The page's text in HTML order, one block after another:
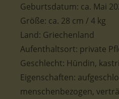
Geburtsdatum: ca. Mai
Größe: ca. 28 cm / 4 kg
Land: Griechenland
Aufenthaltsort: private
Geschlecht: Hündin,
Eigenschaften:
menschenbezogen,